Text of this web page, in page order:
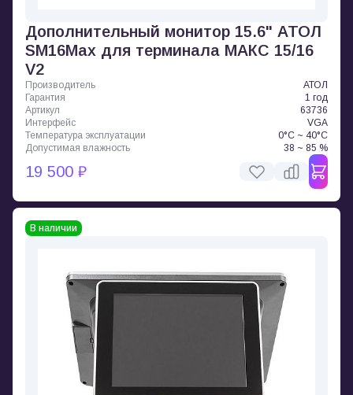
Дополнительный монитор 15.6" АТОЛ
SM16Max для терминала МАКС 15/16
V2
Производитель
АТОЛ
Гарантия
1 год
Артикул
63736
Интерфейс
VGA
Температура эксплуатации
0°C ~ 40°C
Допустимая влажность
38 ~ 85 %
19 500 ₽
В наличии